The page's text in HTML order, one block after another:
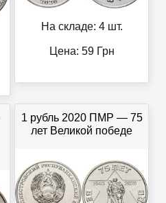
На складе: 4 шт.
Цена: 59Грн
1 рубль 2020 ПМР — 75
лет Великой победе